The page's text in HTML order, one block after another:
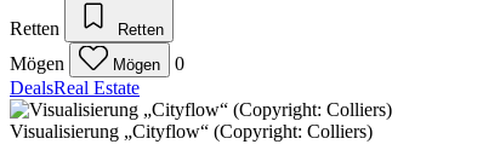
Retten Retten
Mögen Mögen
0
DealsReal Estate
Visualisierung „Cityflow“ (Copyright: Colliers)